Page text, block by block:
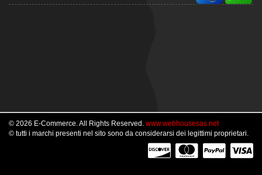
© 2026 E-Commerce. All Rights Reserved. www.webhousesas.net
© tutti i marchi presenti nel sito sono da considerarsi dei legittimi proprietari.